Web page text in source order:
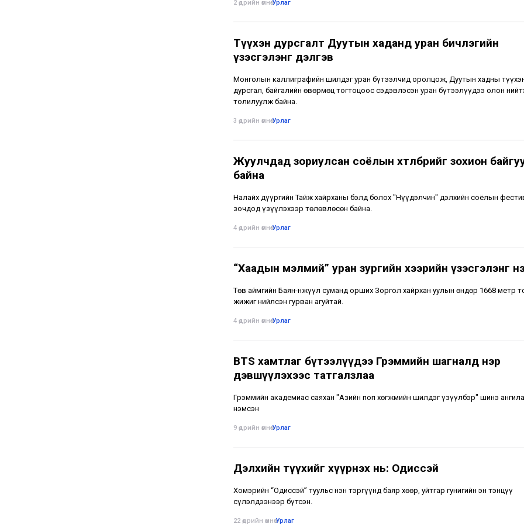
2 өдрийн өмнө•Урлаг
Түүхэн дурсгалт Дуутын хаданд уран бичлэгийн
үзэсгэлэнг дэлгэв
Монголын каллиграфийн шилдэг уран бүтээлчид оролцож, Дуутын хадны
дурсгал, байгалийн өвөрмөц тогтоцоос сэдэвлэсэн уран бүтээлүүдээ олон
толилуулж байна.
3 өдрийн өмнө•Урлаг
Жуулчдад зориулсан соёлын хөтөлбөрийг зохион
байна
Налайх дүүргийн Тайж хайрханы бэлд болох "Нүүдэлчин" дэлхийн соёлын
зочдод үзүүлэхээр төлөвлөсөн байна.
4 өдрийн өмнө•Урлаг
“Хаадын мэлмий” уран зургийн хээрийн үзэсгэлэнг
Төв аймгийн Баян-Өнжүүл суманд орших Зоргол хайрхан уулын өндөр 1668 метр
жижиг нийлсэн гурван агуйтай.
4 өдрийн өмнө•Урлаг
BTS хамтлаг бүтээлүүдээ Грэммийн шагналд нэр
дэвшүүлэхээс татгалзлаа
Грэммийн академиас саяхан "Азийн поп хөгжмийн шилдэг үзүүлбэр" шинэ
нэмсэн
9 өдрийн өмнө•Урлаг
Дэлхийн түүхийг хүүрнэх нь: Одиссэй
Хомэрийн “Одиссэй” туульс нэн тэргүүнд баяр хөөр, уйтгар гунигийн эн тэнцүү
сүлэлдээнээр бүтсэн.
22 өдрийн өмнө•Урлаг